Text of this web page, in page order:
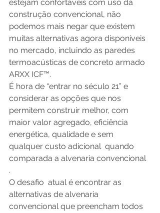
estejam confortáveis com uso da
construção convencional, não
podemos mais negar que existem
muitas alternativas agora disponíveis
no mercado, incluindo as paredes
termoacústicas de concreto armado
ARXX ICF™.
É hora de “entrar no século 21” e
considerar as opções que nos
permitem construir melhor, com
maior valor agregado, eficiência
energética, qualidade e sem
qualquer custo adicional  quando
comparada a alvenaria convencional
.
O desafio  atual é encontrar as
alternativas de alvenaria
convencional que preencham todos